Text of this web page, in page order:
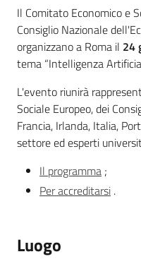
Appuntamenti
Menu selezionato
Newsletter
Seguici
su
Cos'è
Il Comitato Economico e
Consiglio Nazionale
organizzano a Roma il 24
tema “Intelligenza
L'evento riunirà
Sociale Europeo, dei
Francia, Irlanda, Italia,
settore ed esperti
Il programma ;
Per accreditarsi .
Luogo